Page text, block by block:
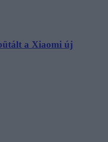
a Xiaomi új